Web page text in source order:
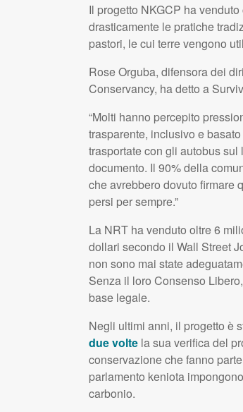
Il progetto NKGCP ha
drasticamente le pratiche
pastori, le cui terre vengono
Rose Orguba, difensora dei
Conservancy, ha detto a
“Molti hanno percepito
trasparente, inclusivo e
trasportate con gli autobus
documento. Il 90% della
che avrebbero dovuto firmare
persi per sempre.”
La NRT ha venduto oltre 6
dollari secondo il Wall Street
non sono mai state
Senza il loro Consenso
base legale.
Negli ultimi anni, il progetto è
due voltela sua verifica del
conservazione che fanno
parlamento keniota
carbonio.